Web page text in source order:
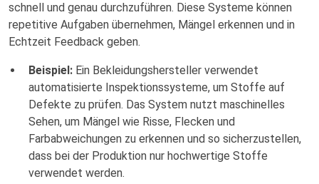
schnell und genau durchzuführen. Diese Systeme können
repetitive Aufgaben übernehmen, Mängel erkennen und in
Echtzeit Feedback geben.
Beispiel: Ein Bekleidungshersteller verwendet
automatisierte Inspektionssysteme, um Stoffe auf
Defekte zu prüfen. Das System nutzt maschinelles
Sehen, um Mängel wie Risse, Flecken und
Farbabweichungen zu erkennen und so sicherzustellen,
dass bei der Produktion nur hochwertige Stoffe
verwendet werden.